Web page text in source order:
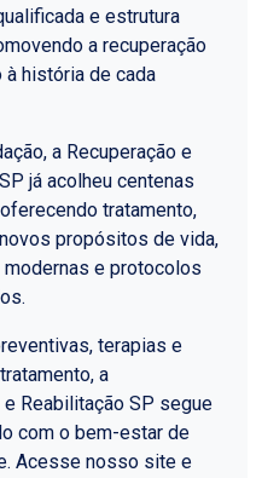
e estrutura
a recuperação
história de cada
a Recuperação e
já acolheu centenas
tratamento,
propósitos de vida,
e protocolos
terapias e
a
e Reabilitação SP segue
com o bem-estar de
Acesse nosso site e